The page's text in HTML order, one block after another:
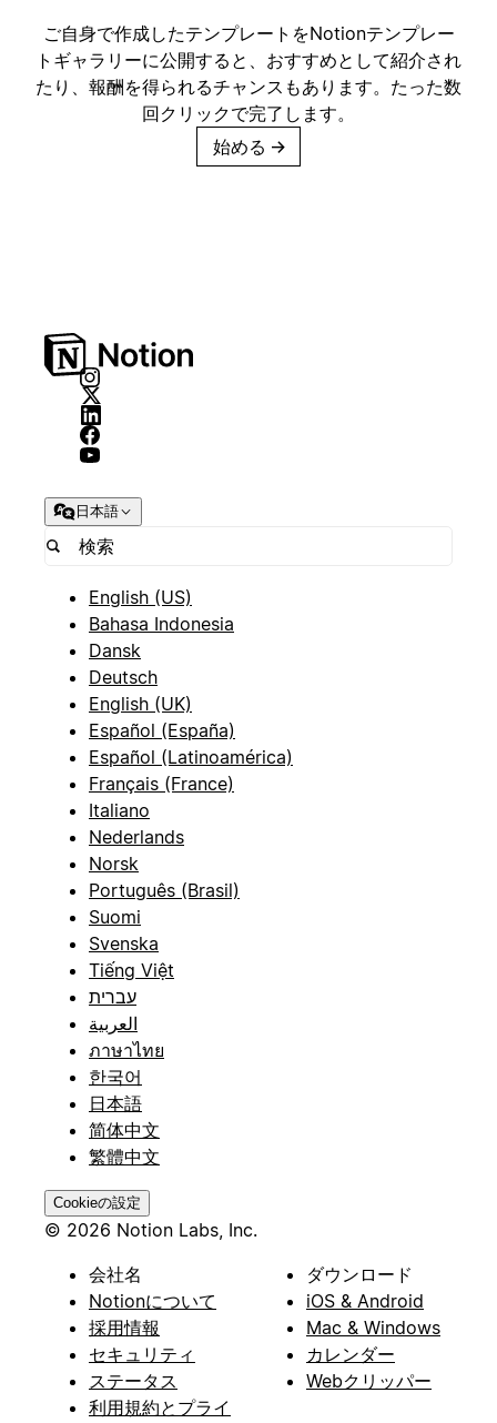
ご自身で作成したテンプレートをNotionテンプレー
トギャラリーに公開すると、おすすめとして紹介され
たり、報酬を得られるチャンスもあります。たった数
回クリックで完了します。
始める →
日本語
English (US)
Bahasa Indonesia
Dansk
Deutsch
English (UK)
Español (España)
Español (Latinoamérica)
Français (France)
Italiano
Nederlands
Norsk
Português (Brasil)
Suomi
Svenska
Tiếng Việt
עברית
العربية
ภาษาไทย
한국어
日本語
简体中文
繁體中文
Cookieの設定
© 2026 Notion Labs, Inc.
会社名
Notionについて
採用情報
セキュリティ
ステータス
利用規約とプライ
ダウンロード
iOS & Android
Mac & Windows
カレンダー
Webクリッパー